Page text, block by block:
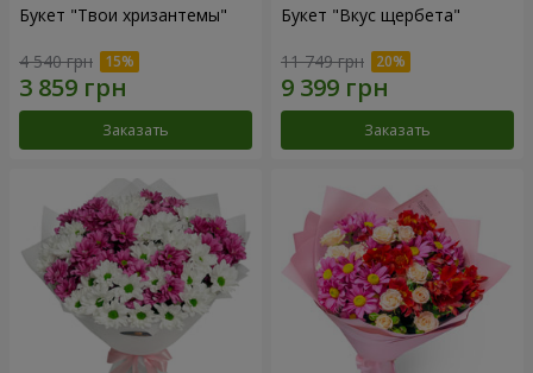
Букет "Твои хризантемы"
4 540 грн
Заказать
Букет "Вкус щербета"
11 749 грн
Заказать